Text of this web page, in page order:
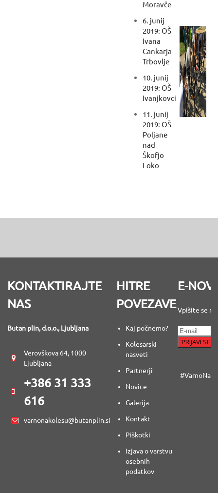
Moravče
6. junij
2019: OŠ
Ivana
Cankarja
Trbovlje
10. junij
2019: OŠ
Ivanjkovci
11. junij
2019: OŠ
Poljane
nad
Škofjo
Loko
KONTAKTIRAJTE
NAS
Butan plin, d.o.o., Ljubljana
Verovškova 64, 1000
Ljubljana
+386 31 333
616
varnonakolesu@butanplin.si
HITRE
POVEZAVE
Kaj počnemo?
Kolesarski
nasveti
Partnerji
Novice
Galerija
Kontakt
Piškotki
Izjava o varstvu
osebnih
podatkov
E-
Vpišite se na